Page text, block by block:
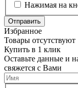
Нажимая на
Отправить
Избранное
Товары отсутствуют
Купить в 1 клик
Оставьте данные и
свяжется с Вами